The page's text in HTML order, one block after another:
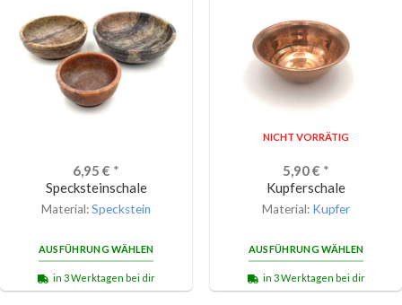
6,95 € *
Specksteinschale
Material:Speckstein
AUSFÜHRUNG WÄHLEN
in 3 Werktagen bei dir
NICHT VORRÄTIG
5,90€ *
Kupferschale
Material: Kupfer
AUSFÜHRUNG WÄHLEN
in 3 Werktagen bei dir